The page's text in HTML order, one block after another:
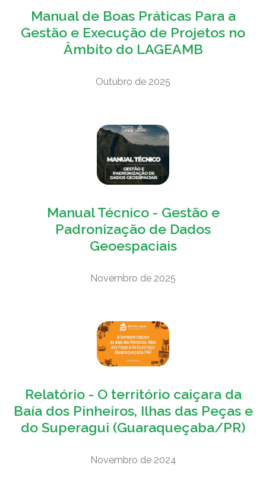
Manual de Boas Práticas Para a
Gestão e Execução de Projetos no
Âmbito do LAGEAMB
Outubro de 2025
Manual Técnico - Gestão e
Padronização de Dados
Geoespaciais
Novembro de 2025
Relatório - O território caiçara da
Baía dos Pinheiros, Ilhas das Peças e
do Superagui (Guaraqueçaba/PR)
Novembro de 2024